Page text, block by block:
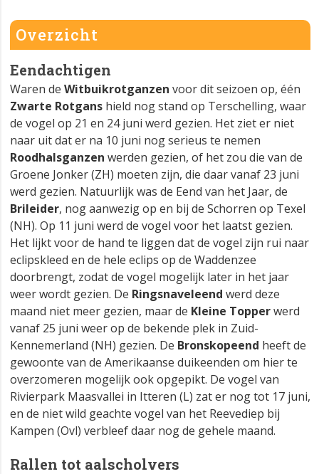
Overzicht
Eendachtigen
Waren de Witbuikrotganzen voor dit seizoen op, één
Zwarte Rotgans hield nog stand op Terschelling, waar
de vogel op 21 en 24 juni werd gezien. Het ziet er niet
naar uit dat er na 10 juni nog serieus te nemen
Roodhalsganzen werden gezien, of het zou die van de
Groene Jonker (ZH) moeten zijn, die daar vanaf 23 juni
werd gezien. Natuurlijk was de Eend van het Jaar, de
Brileider, nog aanwezig op en bij de Schorren op Texel
(NH). Op 11 juni werd de vogel voor het laatst gezien.
Het lijkt voor de hand te liggen dat de vogel zijn rui naar
eclipskleed en de hele eclips op de Waddenzee
doorbrengt, zodat de vogel mogelijk later in het jaar
weer wordt gezien. De Ringsnaveleend werd deze
maand niet meer gezien, maar de Kleine Topperwerd
vanaf 25 juni weer op de bekende plek in Zuid-
Kennemerland (NH) gezien. De Bronskopeend heeft de
gewoonte van de Amerikaanse duikeenden om hier te
overzomeren mogelijk ook opgepikt. De vogel van
Rivierpark Maasvallei in Itteren (L) zat er nog tot 17 juni,
en de niet wild geachte vogel van het Reevediep bij
Kampen (Ovl) verbleef daar nog de gehele maand.
Rallen tot aalscholvers